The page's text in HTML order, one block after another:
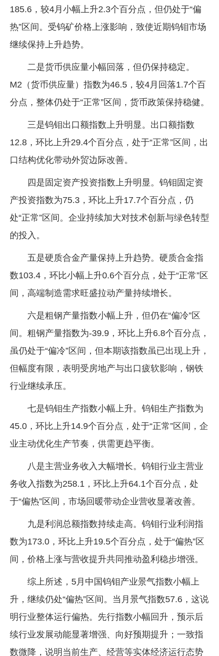
185.6，较4月小幅上升2.3个百分点，但仍处于“偏
热”区间。受钨矿价格上涨影响，致使近期钨钼市场
继续保持上升趋势。
二是货币供应量小幅回落，但仍保持稳定。
M2（货币供应量）指数为46.5，较4月回落1.7个百
分点，整体仍处于“正常”区间，货币政策保持稳健。
三是钨钼出口额指数上升明显。出口额指数
12.8，环比上升29.4个百分点，处于“正常”区间，出
口结构优化带动外贸边际改善。
四是固定资产投资指数上升明显。钨钼固定资
产投资指数为75.3，环比上升17.7个百分点，仍
处“正常”区间。企业持续加大对技术创新与绿色转型
的投入。
五是硬质合金产量保持上升趋势。硬质合金指
数103.4，环比小幅上升0.6个百分点，处于“正常”区
间，高端制造需求旺盛拉动产量持续增长。
六是粗钢产量指数小幅上升，但仍在“偏冷”区
间。粗钢产量指数为-39.9，环比上升6.8个百分点，
虽仍处于“偏冷”区间，但本期该指数虽已出现上升，
但幅度有限，表明受房地产与出口疲软影响，钢铁
行业继续承压。
七是钨钼生产指数小幅上升。钨钼生产指数为
45.0，环比上升14.9个百分点，处于“正常”区间，企
业主动优化生产节奏，供需更趋平衡。
八是主营业务收入大幅增长。钨钼行业主营业
务收入指数为258.1，环比上升64.1个百分点，处
于“偏热”区间，市场回暖带动企业营收显著改善。
九是利润总额指数持续走高。钨钼行业利润指
数为173.0，环比上升19.5个百分点，处于“偏热”区
间，价格上涨与营收提升共同推动盈利稳步增强。
综上所述，5月中国钨钼产业景气指数小幅上
升，继续仍处“偏热”区间。当月景气指数57.6，这说
明行业整体运行偏热。先行指数小幅回升，预示后
续行业发展动能显著增强、向好预期提升；一致指
数微降，说明当前生产、经营等实体经济运行态势